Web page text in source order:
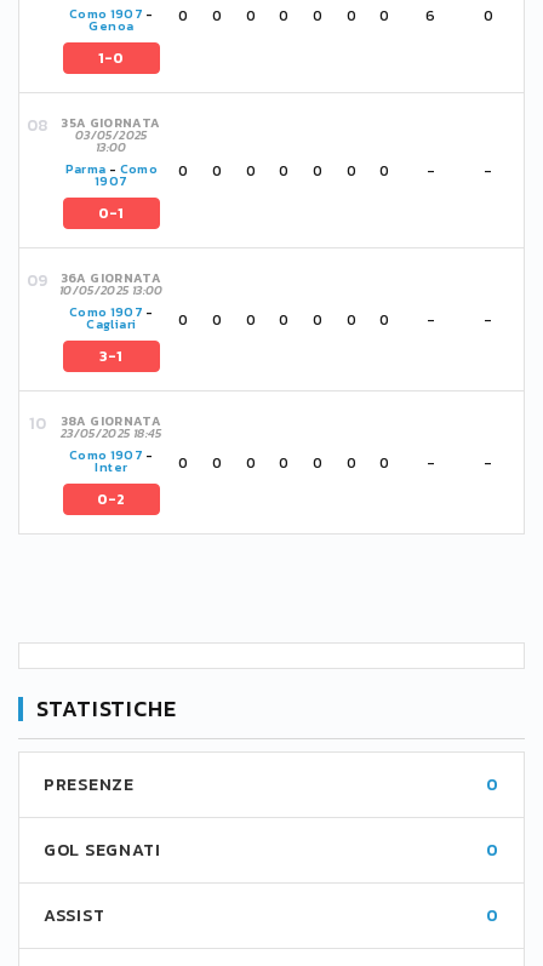
Como 1907 -
Genoa
1-0
0 0 0 0 0 0 0 6 0
35A GIORNATA
03/05/2025
13:00
Parma - Como
1907
0-1
0 0 0 0 0 0 0 - -
36A GIORNATA
10/05/2025 13:00
Como 1907 -
Cagliari
3-1
0 0 0 0 0 0 0 - -
38A GIORNATA
23/05/2025 18:45
Como 1907 -
Inter
0-2
0 0 0 0 0 0 0 - -
STATISTICHE
PRESENZE 0
GOL SEGNATI 0
ASSIST 0